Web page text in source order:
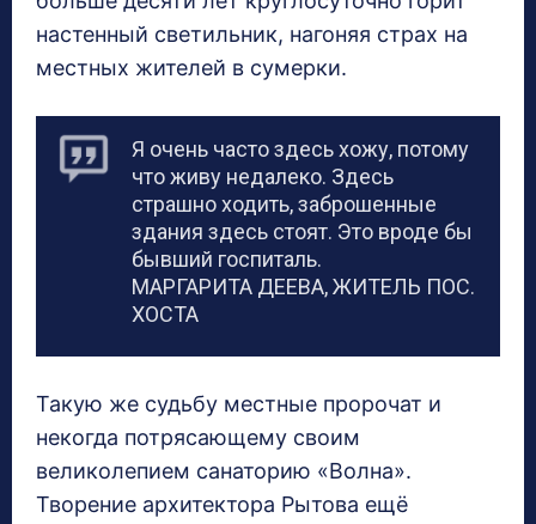
настенный светильник, нагоняя страх на
местных жителей в сумерки.
Я очень часто здесь хожу, потому
что живу недалеко. Здесь
страшно ходить, заброшенные
здания здесь стоят. Это вроде бы
бывший госпиталь.
МАРГАРИТА ДЕЕВА, ЖИТЕЛЬ ПОС.
ХОСТА
Такую же судьбу местные пророчат и
некогда потрясающему своим
великолепием санаторию «Волна».
Творение архитектора Рытова ещё